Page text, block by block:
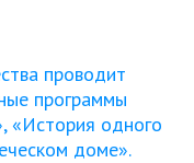
проводит
программы
«История одного
доме».